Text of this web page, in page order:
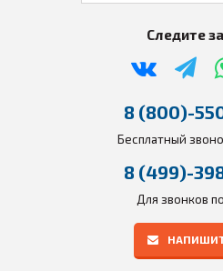
Следите
8 (800)-
Бесплатный
8 (499)-
Для звонков